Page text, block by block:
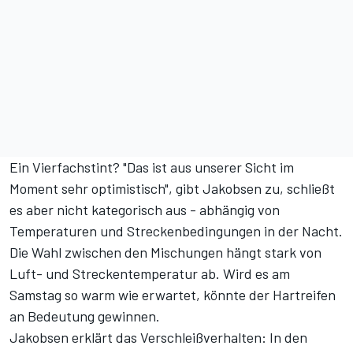
Ein Vierfachstint? "Das ist aus unserer Sicht im
Moment sehr optimistisch", gibt Jakobsen zu, schließt
es aber nicht kategorisch aus - abhängig von
Temperaturen und Streckenbedingungen in der Nacht.
Die Wahl zwischen den Mischungen hängt stark von
Luft- und Streckentemperatur ab. Wird es am
Samstag so warm wie erwartet, könnte der Hartreifen
an Bedeutung gewinnen.
Jakobsen erklärt das Verschleißverhalten: In den